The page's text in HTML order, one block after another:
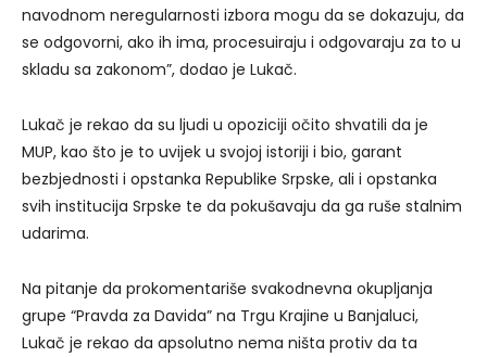
navodnom neregularnosti izbora mogu da se dokazuju, da
se odgovorni, ako ih ima, procesuiraju i odgovaraju za to u
skladu sa zakonom”, dodao je Lukač.
Lukač je rekao da su ljudi u opoziciji očito shvatili da je
MUP, kao što je to uvijek u svojoj istoriji i bio, garant
bezbjednosti i opstanka Republike Srpske, ali i opstanka
svih institucija Srpske te da pokušavaju da ga ruše stalnim
udarima.
Na pitanje da prokomentariše svakodnevna okupljanja
grupe “Pravda za Davida” na Trgu Krajine u Banjaluci,
Lukač je rekao da apsolutno nema ništa protiv da ta